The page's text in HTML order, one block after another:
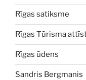
Rīgas satiksme
Rīgas Tūrisma
Rīgas ūdens
Sandris Bergmanis